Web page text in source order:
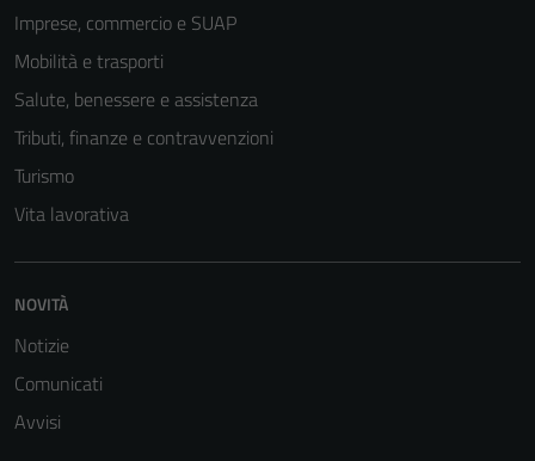
Imprese, commercio e SUAP
Mobilità e trasporti
Salute, benessere e assistenza
Tributi, finanze e contravvenzioni
Turismo
Vita lavorativa
NOVITÀ
Notizie
Comunicati
Avvisi
possono